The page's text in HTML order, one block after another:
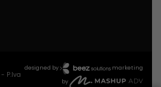
- P.Iva
designed by
marketing
by